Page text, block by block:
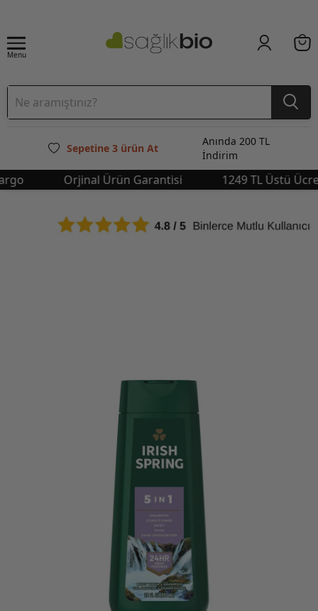
Menu
Sepetine 3 ürün At
Anında 200 TL
İndirim
Orjinal Ürün Garantisi 1249 TL Üstü